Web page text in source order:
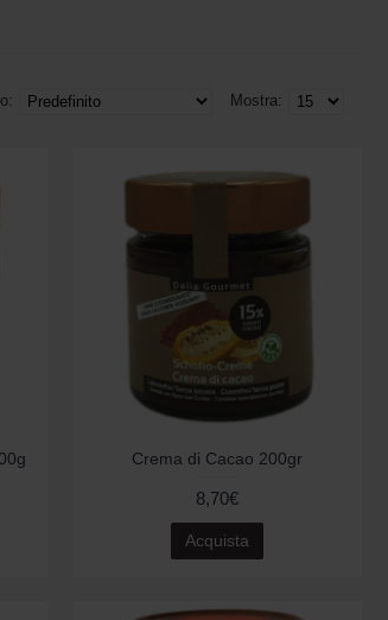
Mostra:
Crema di Cacao 200gr
8,70€
Acquista